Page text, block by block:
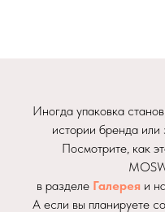
Иногда упаковка
истории бренда
Посмотрите, как
в разделе Галереяи
А если вы планируете